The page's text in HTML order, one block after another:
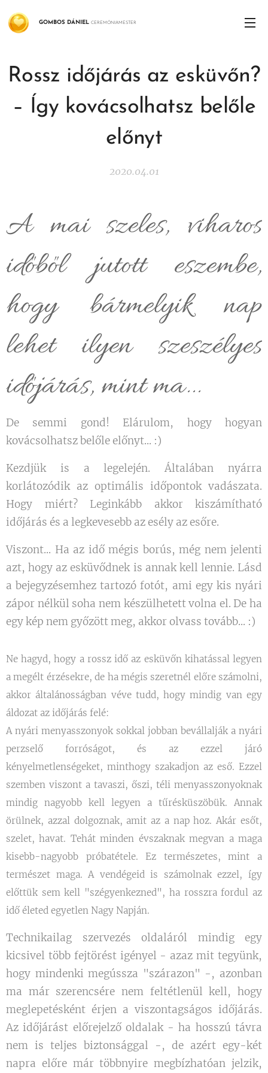
GOMBOS DÁNIEL CEREMÓNIAMESTER
Rossz időjárás az esküvőn?
– Így kovácsolhatsz belőle
előnyt
2020.04.01
A mai szeles, viharos
időből jutott eszembe,
hogy bármelyik nap
lehet ilyen szeszélyes
időjárás, mint ma...
De semmi gond! Elárulom, hogy hogyan
kovácsolhatsz belőle előnyt... :)
Kezdjük is a legelején. Általában nyárra
korlátozódik az optimális időpontok vadászata.
Hogy miért? Leginkább akkor kiszámítható
időjárás és a legkevesebb az esély az esőre.
Viszont... Ha az idő mégis borús, még nem jelenti
azt, hogy az esküvődnek is annak kell lennie. Lásd
a bejegyzésemhez tartozó fotót, ami egy kis nyári
zápor nélkül soha nem készülhetett volna el. De ha
egy kép nem győzött meg, akkor olvass tovább... :)
Ne hagyd, hogy a rossz idő az esküvőn kihatással legyen
a megélt érzésekre, de ha mégis szeretnél előre számolni,
akkor általánosságban véve tudd, hogy mindig van egy
áldozat az időjárás felé:
A nyári menyasszonyok sokkal jobban bevállalják a nyári
perzselő forróságot, és az ezzel járó
kényelmetlenségeket, minthogy szakadjon az eső. Ezzel
szemben viszont a tavaszi, őszi, téli menyasszonyoknak
mindig nagyobb kell legyen a tűrésküszöbük. Annak
örülnek, azzal dolgoznak, amit az a nap hoz. Akár esőt,
szelet, havat. Tehát minden évszaknak megvan a maga
kisebb-nagyobb próbatétele. Ez természetes, mint a
természet maga. A vendégeid is számolnak ezzel, így
előttük sem kell "szégyenkezned", ha rosszra fordul az
idő életed egyetlen Nagy Napján.
Technikailag szervezés oldaláról mindig egy
kicsivel több fejtörést igényel - azaz mit tegyünk,
hogy mindenki megússza "szárazon" -, azonban
ma már szerencsére nem feltétlenül kell, hogy
meglepetésként érjen a viszontagságos időjárás.
Az időjárást előrejelző oldalak - ha hosszú távra
nem is teljes biztonsággal -, de azért egy-két
napra előre már többnyire megbízhatóan jelzik,